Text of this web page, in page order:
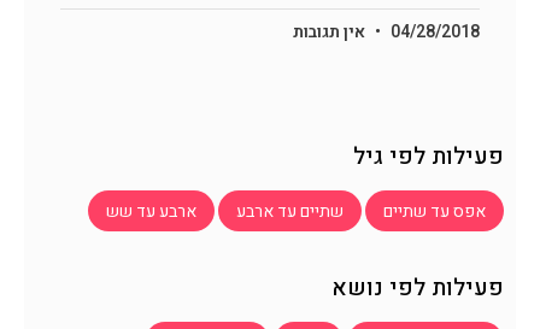
04/28/2018 אין תגובות
פעילות לפי גיל
אפס עד שתיים שתיים עד ארבע ארבע עד שש
פעילות לפי נושא